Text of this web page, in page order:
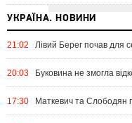
УКРАЇНА. НОВИНИ
21:02 Лівий Берег почав для
20:03 Буковина не змогла
17:30 Маткевич та Слободян